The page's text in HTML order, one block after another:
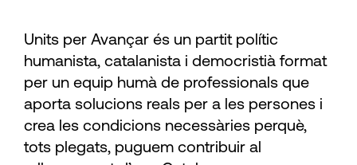
Units per Avançar és un partit polític
humanista, catalanista i democristià format
per un equip humà de professionals que
aporta solucions reals per a les persones i
crea les condicions necessàries perquè,
tots plegats, puguem contribuir al